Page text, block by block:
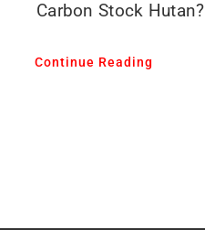
Carbon Stock Hutan?
Continue Reading